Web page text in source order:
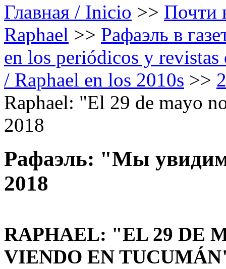
Главная / Inicio >> Почти
Raphael >> Рафаэль в
en los periódicos y
/ Raphael en los 2010s >>
Raphael: "El 29 de mayo
2018
Рафаэль: "Мы
2018
RAPHAEL: "EL 29 DE
VIENDO EN